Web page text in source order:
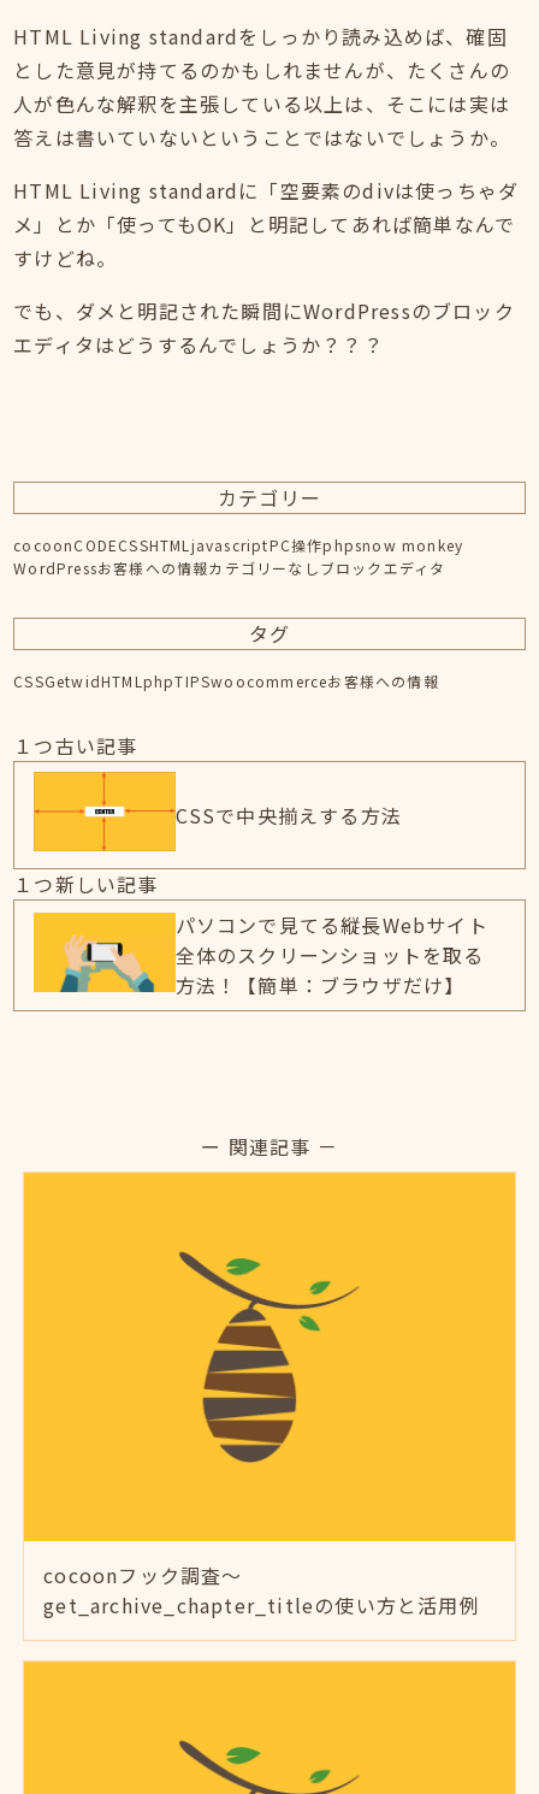
HTML Living standardをしっかり読み込めば、確固
とした意見が持てるのかもしれませんが、たくさんの
人が色んな解釈を主張している以上は、そこには実は
答えは書いていないということではないでしょうか。
HTML Living standardに「空要素のdivは使っちゃダ
メ」とか「使ってもOK」と明記してあれば簡単なんで
すけどね。
でも、ダメと明記された瞬間にWordPressのブロック
エディタはどうするんでしょうか？？？
カテゴリー
cocoonCODECSSHTML javascriptPC操作phpsnow monkey
WordPressお客様への情報カテゴリーなしブロックエディタ
タグ
CSSGetwidHTML phpTIPSwoocommerceお客様への情報
１つ古い記事
CSSで中央揃えする方法
１つ新しい記事
パソコンで見てる縦長Webサイト
全体のスクリーンショットを取る
方法！【簡単：ブラウザだけ】
ー 関連記事 －
cocoonフック調査～
get_archive_chapter_titleの使い方と活用例